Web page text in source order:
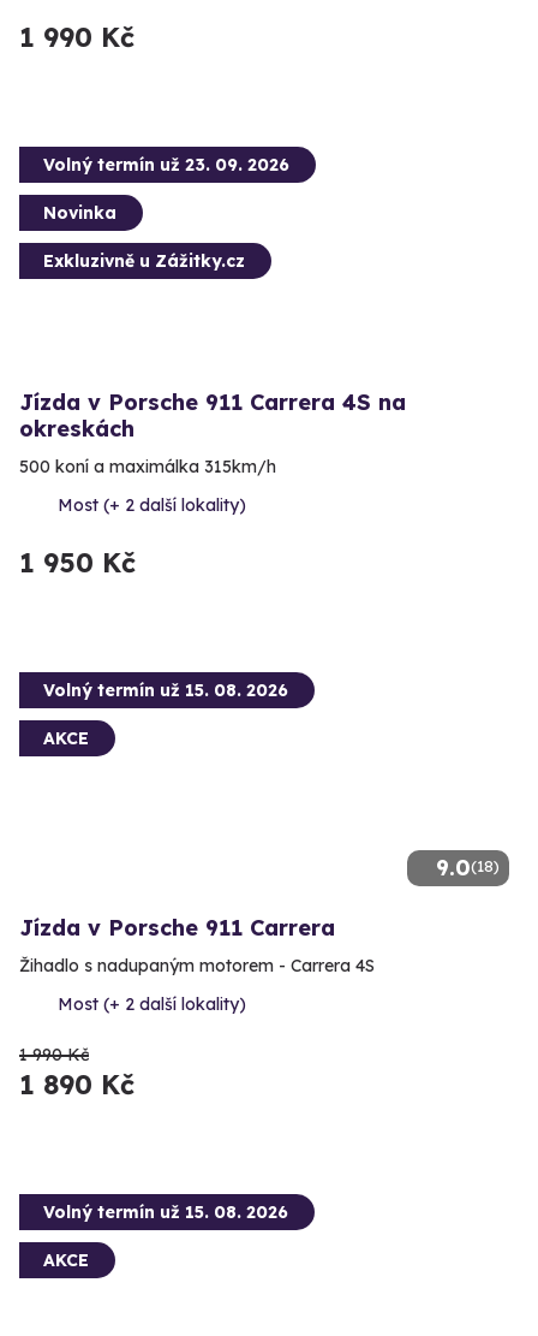
1 990 Kč
Volný termín už 23. 09. 2026
Novinka
Exkluzivně u Zážitky.cz
Jízda v Porsche 911 Carrera 4S na
okreskách
500 koní a maximálka 315km/h
Most (+ 2 další lokality)
1 950 Kč
9.0(18)
Volný termín už 15. 08. 2026
AKCE
Jízda v Porsche 911 Carrera
Žihadlo s nadupaným motorem - Carrera 4S
Most (+ 2 další lokality)
1 990 Kč
1 890 Kč
Volný termín už 15. 08. 2026
AKCE